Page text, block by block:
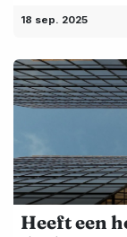
18 sep. 2025
Heeft een